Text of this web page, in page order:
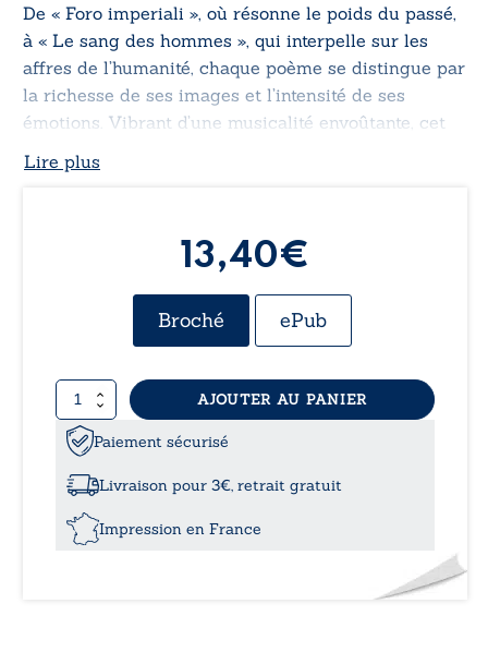
De « Foro imperiali », où résonne le poids du passé,
à « Le sang des hommes », qui interpelle sur les
affres de l’humanité, chaque poème se distingue par
la richesse de ses images et l’intensité de ses
émotions. Vibrant d’une musicalité envoûtante, cet
à se laisser emporter par la puissance du langage
Lire plus
13,40€
Broché ePub
quantité
de
Rêveries
AJOUTER AU PANIER
Paiement sécurisé
Livraison pour 3€, retrait gratuit
Impression en France